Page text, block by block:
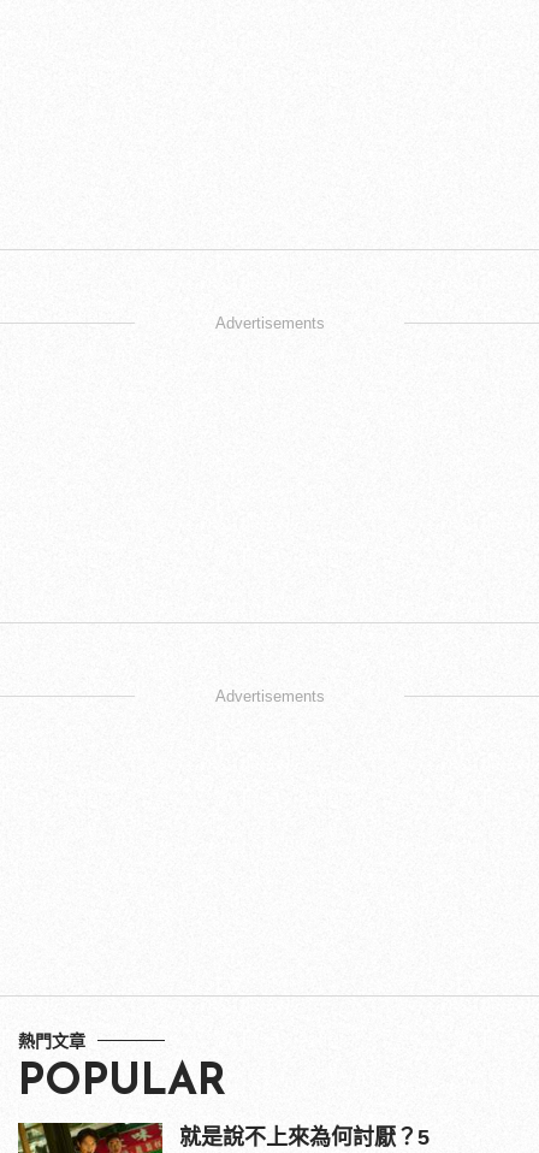
Advertisements
Advertisements
熱門文章
POPULAR
就是說不上來為何討厭？5